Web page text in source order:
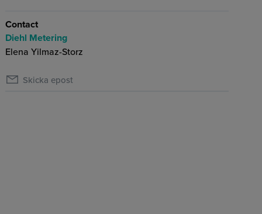
Contact
Diehl Metering
Elena Yilmaz-Storz
Skicka epost